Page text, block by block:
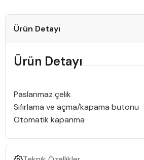
Ürün Detayı
Ürün Detayı
Paslanmaz çelik
Sıfırlama ve açma/kapama butonu
Otomatik kapanma